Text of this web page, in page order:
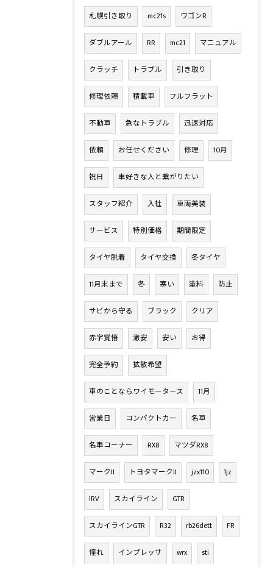
札幌引き取り mc21s ワゴンR
ダブルアール RR mc21 マニュアル
クラッチ トラブル 引き取り
修理依頼 積載車 フルフラット
不動車 急なトラブル 迅速対応
依頼 お任せください 修理 10月
祝日 車好きな人と繋がりたい
スタッフ紹介 入社 車両美装
サービス 特別価格 期間限定
タイヤ脱着 タイヤ交換 冬タイヤ
11月末まで 冬 寒い 塗料 防止
サビから守る ブラック クリア
赤字覚悟 激安 安い お得
完全予約 拡散希望
車のことならワイモータース 11月
営業日 コンパクトカー 名車
名車コーナー RX8 マツダRX8
マークII トヨタマークII jzx110 1jz
IRV スカイライン GTR
スカイラインGTR R32 rb26dett FR
憧れ インプレッサ wrx sti